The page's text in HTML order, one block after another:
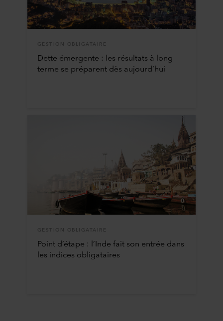
GESTION OBLIGATAIRE
Dette émergente : les résultats à long
terme se préparent dès aujourd’hui
GESTION OBLIGATAIRE
Point d’étape : l’Inde fait son entrée dans
les indices obligataires